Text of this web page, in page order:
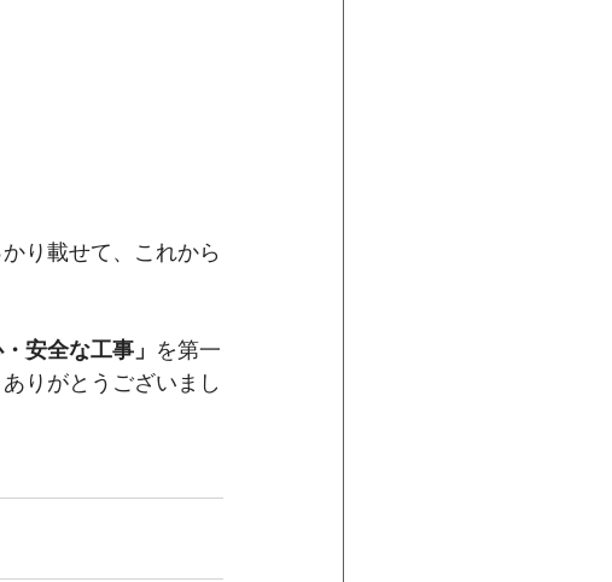
り載せて、これから
・安全な工事」 を第一
りがとうございまし